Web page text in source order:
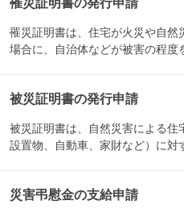
罹災証明書の発行申請
罹災証明書は、住宅が火災や自然
場合に、自治体などが被害の程度
被災証明書の発行申請
被災証明書は、自然災害による住
設置物、自動車、家財など）に対
災害弔慰金の支給申請